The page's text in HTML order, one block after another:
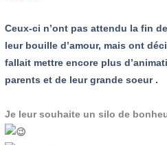
Ceux-ci n’ont pas attendu la fin
leur bouille d’amour, mais ont
fallait mettre encore plus
parents et de leur grande soeur .
Je leur souhaite un silo de